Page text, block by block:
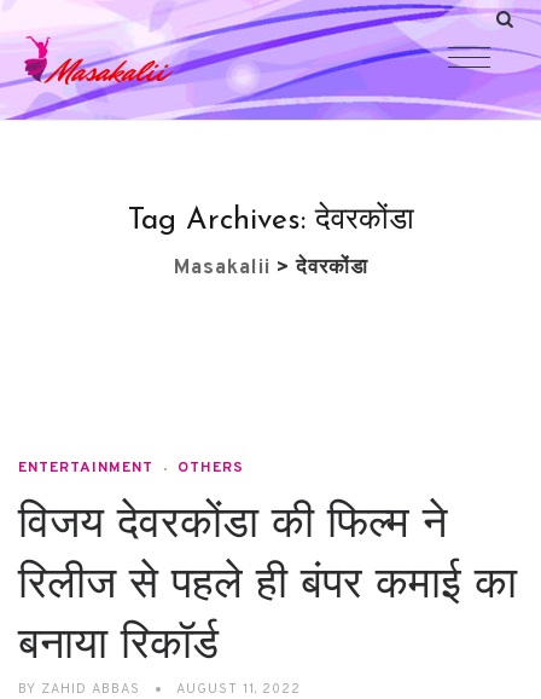
Tag Archives:देवरकोंडा
Masakalii >देवरकोंडा
ENTERTAINMENT OTHERS
विजय देवरकोंडा की फिल्म ने
रिलीज से पहले ही बंपर कमाई का
बनाया रिकॉर्ड
BY ZAHID ABBAS AUGUST 11, 2022